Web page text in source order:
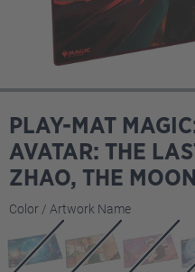
PLAY-MAT
AVATAR: THE
ZHAO, THE
Sélectionnez
Color / Artwork Name